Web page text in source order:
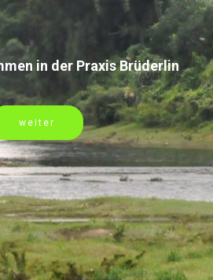
in der Praxis Brüderlin
weiter